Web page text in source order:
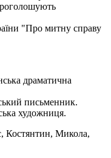
"Про митну справу
драматична
письменник.
художниця.
Костянтин, Микола,